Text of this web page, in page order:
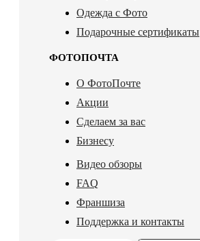
Одежда с Фото
Подарочные сертификаты
ФОТОПОЧТА
О ФотоПочте
Акции
Сделаем за вас
Бизнесу
Видео обзоры
FAQ
Франшиза
Поддержка и контакты